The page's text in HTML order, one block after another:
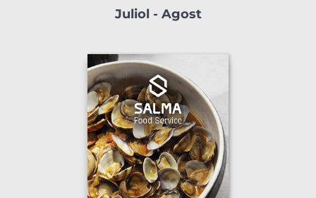
Juliol - Agost